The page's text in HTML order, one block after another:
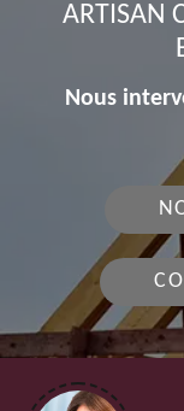
ARTISAN
Nous